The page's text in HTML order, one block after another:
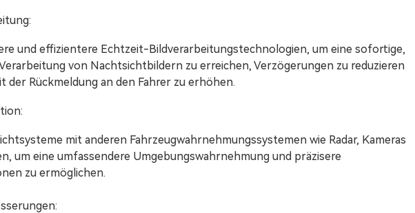
und effizientere Echtzeit-Bildverarbeitungstechnologien, um eine sofortige,
von Nachtsichtbildern zu erreichen, Verzögerungen zu reduzieren
der Rückmeldung an den Fahrer zu erhöhen.
mit anderen Fahrzeugwahrnehmungssystemen wie Radar, Kameras
um eine umfassendere Umgebungswahrnehmung und präzisere
zu ermöglichen.